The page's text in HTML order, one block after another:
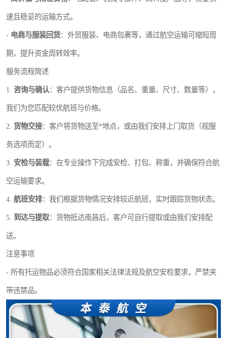
速且稳妥的运输方式。
- 电商与服装回货：外贸服装、电商包裹等，通过航空运输可缩短周
期，提升资金周转效率。
服务流程简述
1. 咨询与确认：客户提供货物信息（品名、重量、尺寸、数量等），
我们为您匹配较优航班与价格。
2. 货物交接：客户将货物送至*地点，或由我们安排上门取货（视服
务选项而定）。
3. 安检与装载：在专业操作下完成安检、打包、称重，并确保符合航
空运输要求。
4. 航班安排：我们根据货物情况安排较近航班，实时跟踪货物状态。
5. 到达与提取：货物抵达南昌后，客户可自行提取或由我们安排配
送。
注意事项
- 所有托运物品必须符合国家相关法律法规及航空安检要求，严禁夹
带违禁品。